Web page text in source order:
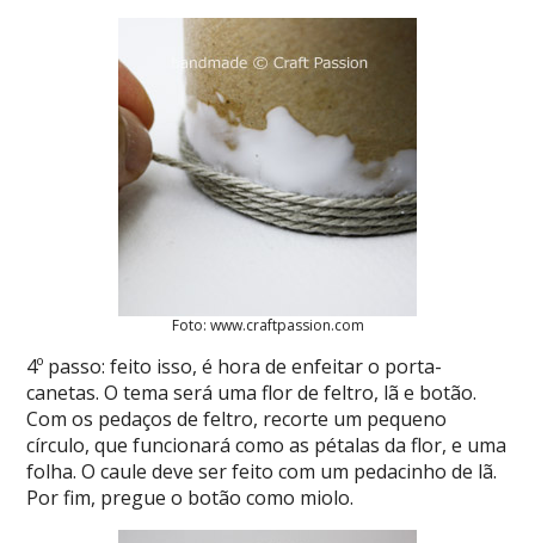
Foto: www.craftpassion.com
4º passo: feito isso, é hora de enfeitar o porta-
canetas. O tema será uma flor de feltro, lã e botão.
Com os pedaços de feltro, recorte um pequeno
círculo, que funcionará como as pétalas da flor, e uma
folha. O caule deve ser feito com um pedacinho de lã.
Por fim, pregue o botão como miolo.